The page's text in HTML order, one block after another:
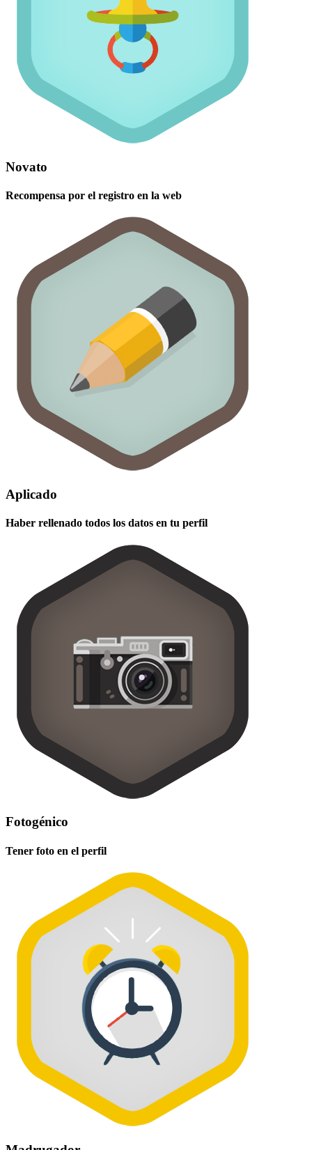
Novato
Recompensa por el registro en la web
Aplicado
Haber rellenado todos los datos en tu perfil
Fotogénico
Tener foto en el perfil